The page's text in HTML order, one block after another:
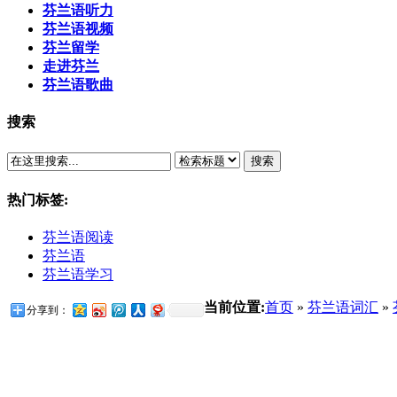
芬兰语听力
芬兰语视频
芬兰留学
走进芬兰
芬兰语歌曲
搜索
搜索
热门标签:
芬兰语阅读
芬兰语
芬兰语学习
分享到： 当前位置:首页 » 芬兰语词汇 »